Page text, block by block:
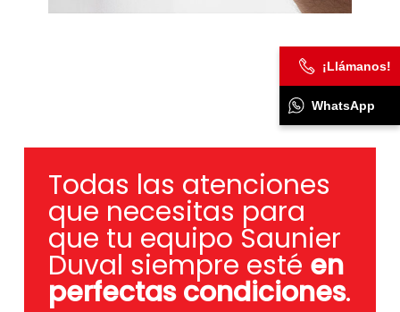
Todas las atenciones
que necesitas para
que tu equipo Saunier
Duval siempre esté en
perfectas condiciones.
¡Llámanos!
WhatsApp